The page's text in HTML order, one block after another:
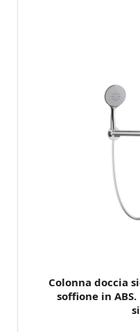
Colonna doccia
soffione in